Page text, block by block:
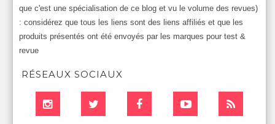
que c'est une spécialisation de ce blog et vu le volume des revues)
: considérez que tous les liens sont des liens affiliés et que les
produits présentés ont été envoyés par les marques pour test &
revue
RÉSEAUX SOCIAUX